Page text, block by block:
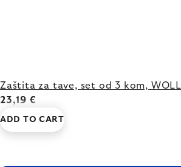
Zaštita za tave, set od 3 kom, WOLL
23,19 €
ADD TO CART